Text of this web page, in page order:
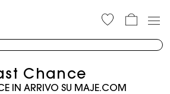
Chance
IN ARRIVO SU MAJE.COM